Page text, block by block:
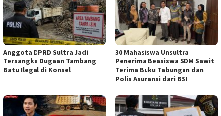
Anggota DPRD Sultra Jadi
Tersangka Dugaan Tambang
Batu Ilegal di Konsel
30 Mahasiswa Unsultra
Penerima Beasiswa SDM Sawit
Terima Buku Tabungan dan
Polis Asuransi dari BSI